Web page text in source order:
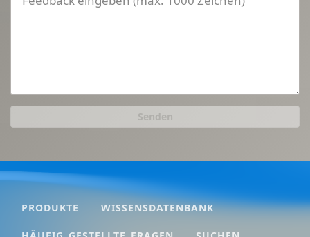
Senden
PRODUKTE WISSENSDATENBANK